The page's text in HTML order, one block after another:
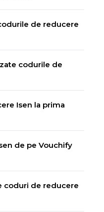
de reducere
codurile de
Isen la prima
de pe Vouchify
coduri de reducere